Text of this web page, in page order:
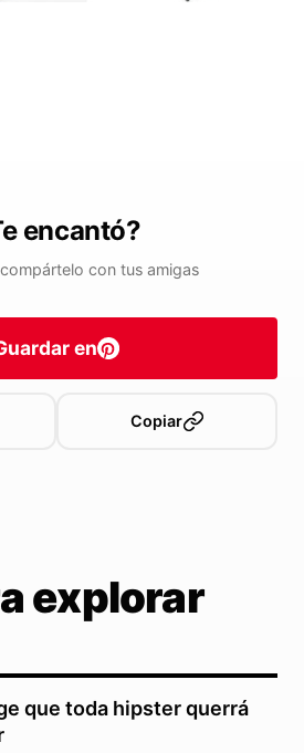
encantó?
con tus amigas
en
Copiar
explorar
que toda hipster querrá